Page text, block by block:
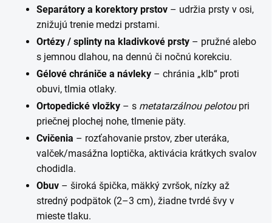
Separátory a korektory prstov – udržia prsty v osi,
znižujú trenie medzi prstami.
Ortézy / splinty na kladivkové prsty – pružné alebo
s jemnou dlahou, na dennú či nočnú korekciu.
Gélové chrániče a návleky – chránia „klb“ proti
obuvi, tlmia otlaky.
Ortopedické vložky – s metatarzálnou pelotoupri
priečnej plochej nohe, tlmenie päty.
Cvičenia – rozťahovanie prstov, zber uteráka,
valček/masážna loptička, aktivácia krátkych svalov
chodidla.
Obuv – široká špička, mäkký zvršok, nízky až
stredný podpätok (2–3 cm), žiadne tvrdé švy v
mieste tlaku.